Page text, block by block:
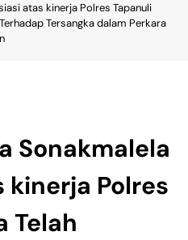
atas kinerja Polres Tapanuli
Tersangka dalam Perkara
Sonakmalela
Polres
Telah